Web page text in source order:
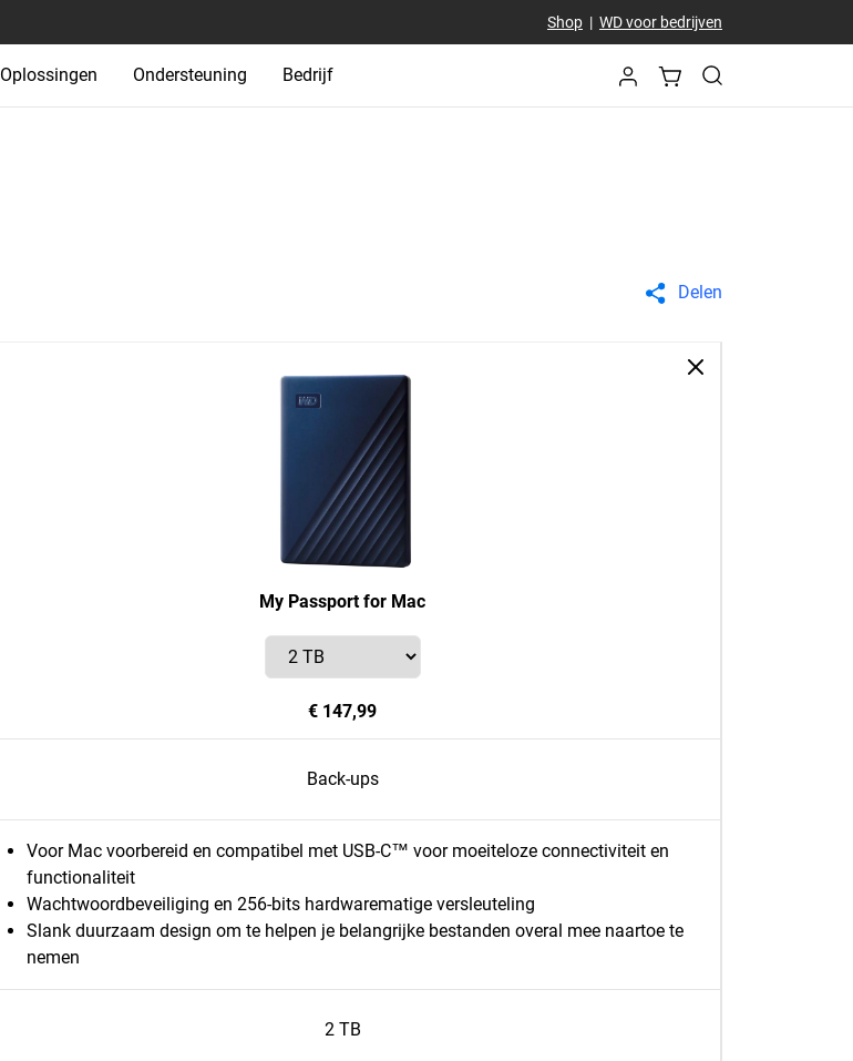
Shop| WD voor bedrijven
Oplossingen Ondersteuning Bedrijf
Delen
My Passport for Mac
€ 147,99
Back-ups
Voor Mac voorbereid en compatibel met USB-C™ voor moeiteloze connectiviteit en
functionaliteit
Wachtwoordbeveiliging en 256-bits hardwarematige versleuteling
Slank duurzaam design om te helpen je belangrijke bestanden overal mee naartoe te
nemen
2 TB